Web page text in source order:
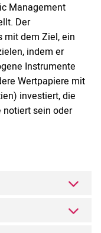
Management
Der
mit dem Ziel, ein
indem er
Instrumente
Wertpapiere mit
investiert, die
sein oder